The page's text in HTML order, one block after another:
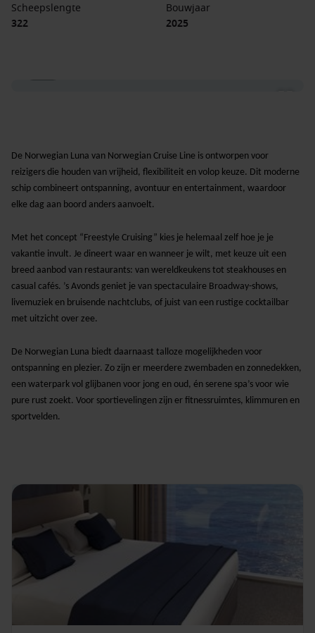
Scheepslengte
322
Bouwjaar
2025
De Norwegian Luna van Norwegian Cruise Line is ontworpen voor
reizigers die houden van vrijheid, flexibiliteit en volop keuze. Dit moderne
schip combineert ontspanning, avontuur en entertainment, waardoor
elke dag aan boord anders aanvoelt.
Met het concept “Freestyle Cruising” kies je helemaal zelf hoe je je
vakantie invult. Je dineert waar en wanneer je wilt, met keuze uit een
breed aanbod van restaurants: van wereldkeukens tot steakhouses en
casual cafés. ’s Avonds geniet je van spectaculaire Broadway-shows,
livemuziek en bruisende nachtclubs, of juist van een rustige cocktailbar
met uitzicht over zee.
De Norwegian Luna biedt daarnaast talloze mogelijkheden voor
ontspanning en plezier. Zo zijn er meerdere zwembaden en zonnedekken,
een waterpark vol glijbanen voor jong en oud, én serene spa’s voor wie
pure rust zoekt. Voor sportievelingen zijn er fitnessruimtes, klimmuren en
sportvelden.
luxe suites met balkon: iedere reiziger vindt hier een passend verblijf.
Norwegian Lunavaart naar prachtige bestemmingen in de
Middellandse Zee, het Caribisch gebied
het comfort van een drijvend resort met de ontdekking van wereldsteden,
tropische eilanden en adembenemende natuur.
Of je nu reist met familie, vrienden of je partner: de Norwegian Luna biedt
een veelzijdige cruise-ervaring waarin vrijheid, plezier en luxe